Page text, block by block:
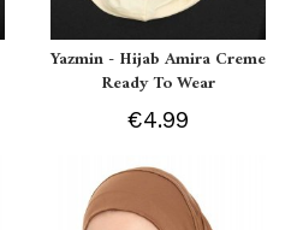
Yazmin - Hijab Amira Creme
Ready To Wear
€4.99